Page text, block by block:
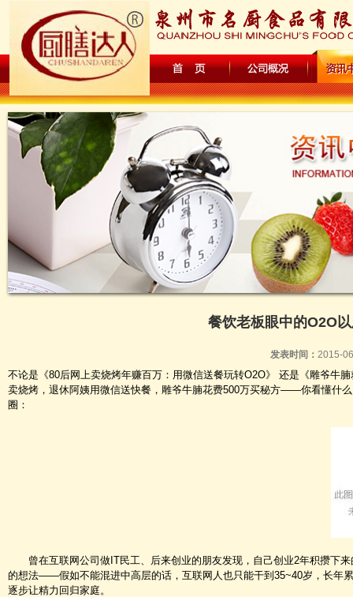
餐饮老板眼中的O2O
发表时间： 2015-
不论是《80后网上卖烧烤年赚百万：用微信送餐玩转O2O》 还是《雕爷牛
卖烧烤，退休阿姨用微信送快餐，雕爷牛腩花费500万买秘方——你看懂什
圈：
曾在互联网公司做IT民工、后来创业的朋友发现，自己创业2年积攒下来
的想法——假如不能混进中高层的话，互联网人也只能干到35~40岁，长年
逐步让精力回归家庭。